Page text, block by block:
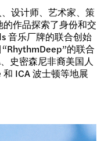
设计师、艺术家、策
作品探索了身份和交
音乐厂牌的联合创始
的联合
史密森尼非裔美国人
ICA 波士顿等地展